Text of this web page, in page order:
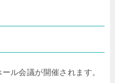
ル会議が開催されます。